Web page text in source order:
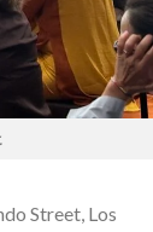
Street, Los